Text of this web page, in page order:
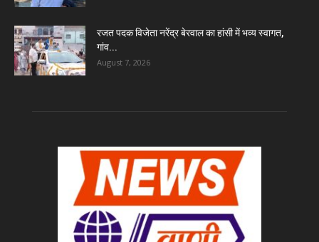
रजत पदक विजेता नरेंद्र बेरवाल का हांसी में भव्य स्वागत,
गांव...
August 7, 2026